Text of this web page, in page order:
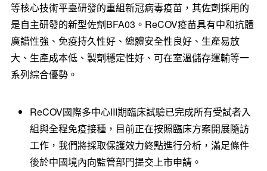
等核心技術平臺研發的重組新冠病毒疫苗，其佐劑採用的
是自主研發的新型佐劑BFA03。ReCOV疫苗具有中和抗體
廣譜性強、免疫持久性好、總體安全性良好、生產易放
大、生產成本低、製劑穩定性好、可在室溫儲存運輸等一
系列綜合優勢。
ReCOV國際多中心III期臨床試驗已完成所有受試者入
組與全程免疫接種，目前正在按照臨床方案開展隨訪
工作，我們將採取保護效力終點進行分析，滿足條件
後於中國境內向監管部門提交上市申請。